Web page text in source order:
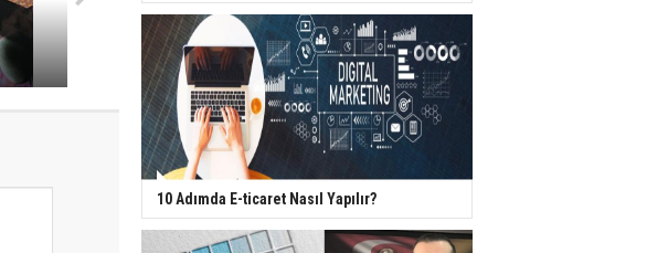
10 Adımda E-ticaret Nasıl Yapılır?